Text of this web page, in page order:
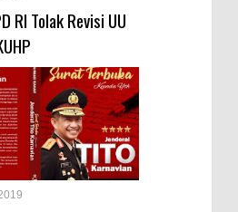
RI Tolak Revisi UU